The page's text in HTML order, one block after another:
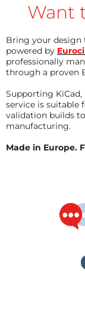
Want
Bring your
powered by
professionally
through a proven
Supporting KiCad,
service is suitable
validation builds
manufacturing.
Made in Europe.